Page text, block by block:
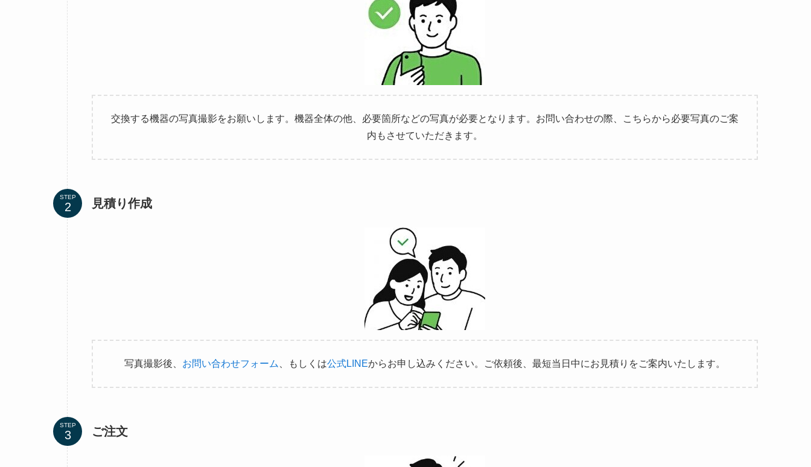
交換する機器の写真撮影をお願いします。機器全体の他、必要箇所などの写真が必要となります。お問い合わせの際、こちらから必要写真のご案
内もさせていただきます。
STEP 見積り作成
写真撮影後、 お問い合わせフォーム 、もしくは公式LINEからお申し込みください。ご依頼後、最短当日中にお見積りをご案内いたします。
STEP ご注文